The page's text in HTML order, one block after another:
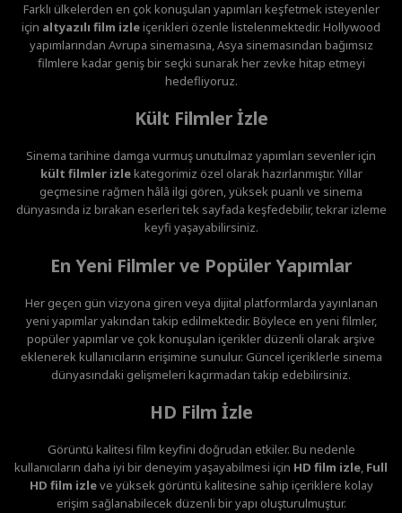
Farklı ülkelerden en çok konuşulan yapımları keşfetmek isteyenler
için altyazılı film izleiçerikleri özenle listelenmektedir. Hollywood
yapımlarından Avrupa sinemasına, Asya sinemasından bağımsız
filmlere kadar geniş bir seçki sunarak her zevke hitap etmeyi
hedefliyoruz.
Kült Filmler İzle
Sinema tarihine damga vurmuş unutulmaz yapımları sevenler için
kült filmler izlekategorimiz özel olarak hazırlanmıştır. Yıllar
geçmesine rağmen hâlâ ilgi gören, yüksek puanlı ve sinema
dünyasında iz bırakan eserleri tek sayfada keşfedebilir, tekrar izleme
keyfi yaşayabilirsiniz.
En Yeni Filmler ve Popüler Yapımlar
Her geçen gün vizyona giren veya dijital platformlarda yayınlanan
yeni yapımlar yakından takip edilmektedir. Böylece en yeni filmler,
popüler yapımlar ve çok konuşulan içerikler düzenli olarak arşive
eklenerek kullanıcıların erişimine sunulur. Güncel içeriklerle sinema
dünyasındaki gelişmeleri kaçırmadan takip edebilirsiniz.
HD Film İzle
Görüntü kalitesi film keyfini doğrudan etkiler. Bu nedenle
kullanıcıların daha iyi bir deneyim yaşayabilmesi için HD film izle, Full
HD film izleve yüksek görüntü kalitesine sahip içeriklere kolay
erişim sağlanabilecek düzenli bir yapı oluşturulmuştur.